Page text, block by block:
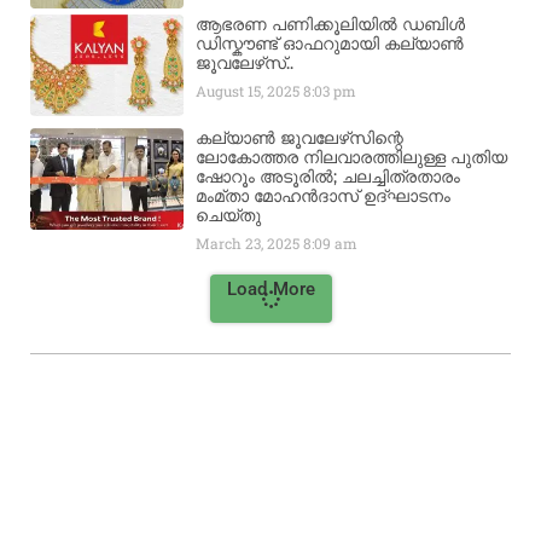
ആഭരണ പണിക്കൂലിയിൽ ഡബിൾ
ഡിസ്കൗണ്ട് ഓഫറുമായി കല്യാൺ
ജൂവലേഴ്‌സ്..
August 15, 20258:03 pm
കല്യാൺ ജൂവലേഴ്‌സിന്റെ
ലോകോത്തര നിലവാരത്തിലുള്ള പുതിയ
ഷോറൂം അടൂരിൽ; ചലച്ചിത്രതാരം
മംമ്താ മോഹൻദാസ് ഉദ്ഘാടനം
ചെയ്‌തു
March 23, 20258:09 am
Load More